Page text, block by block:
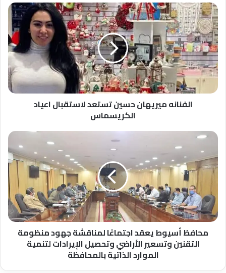
الفنانه
ميريهان
حسين
تستعد
لاستقبال
اعياد
الكريسماس
الفنانه ميريهان حسين تستعد لاستقبال اعياد
الكريسماس
محافظ
يعقد
اجتماعًا
لمناقشة
منظومة
التقنين
وتسعير
الأراضي
وتحصيل
محافظ أسيوط يعقد اجتماعًا لمناقشة جهود منظومة
التقنين وتسعير الأراضي وتحصيل الإيرادات لتنمية
الموارد الذاتية بالمحافظة